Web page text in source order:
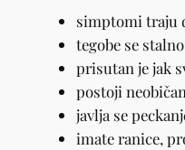
simptomi traju
tegobe se
prisutan je jak
postoji
javlja se
imate ranice,